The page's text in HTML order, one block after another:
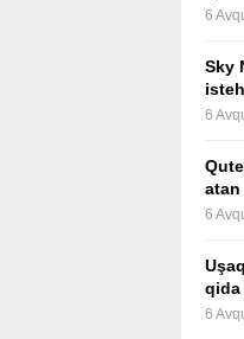
6
Sky
6
atan
6
qida
6